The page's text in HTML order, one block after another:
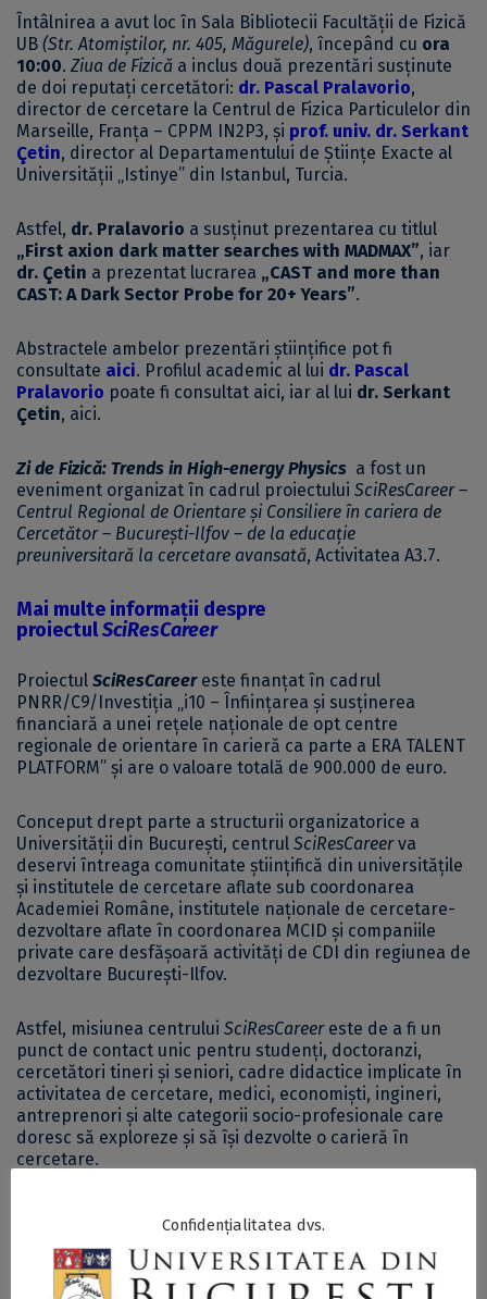
Întâlnirea a avut loc în Sala Bibliotecii Facultății de Fizică
UB (Str. Atomiștilor, nr. 405, Măgurele), începând cu ora
10:00. Ziua de Fizică a inclus două prezentări susținute
de doi reputați cercetători: dr. Pascal Pralavorio,
director de cercetare la Centrul de Fizica Particulelor din
Marseille, Franța – CPPM IN2P3, și prof. univ. dr. Serkant
Çetin, director al Departamentului de Științe Exacte al
Universității „Istinye” din Istanbul, Turcia.
Astfel, dr. Pralavorio a susținut prezentarea cu titlul
„First axion dark matter searches with MADMAX”, iar
dr. Çetin a prezentat lucrarea „CAST and more than
CAST: A Dark Sector Probe for 20+ Years”.
Abstractele ambelor prezentări științifice pot fi
consultate aici. Profilul academic al lui dr. Pascal
Pralavorio poate fi consultat aici, iar al lui dr. Serkant
Çetin, aici.
Zi de Fizică: Trends in High-energy Physics a fost un
eveniment organizat în cadrul proiectului SciResCareer –
Centrul Regional de Orientare și Consiliere în cariera de
Cercetător – București-Ilfov – de la educație
preuniversitară la cercetare avansată, Activitatea A3.7.
Mai multe informații despre
proiectulSciResCareer
Proiectul SciResCareereste finanțat în cadrul
PNRR/C9/Investiția „i10 – Înființarea și susținerea
financiară a unei rețele naționale de opt centre
regionale de orientare în carieră ca parte a ERA TALENT
PLATFORM” și are o valoare totală de 900.000 de euro.
Conceput drept parte a structurii organizatorice a
Universității din București, centrul SciResCareerva
deservi întreaga comunitate științifică din universitățile
și institutele de cercetare aflate sub coordonarea
Academiei Române, institutele naționale de cercetare-
dezvoltare aflate în coordonarea MCID și companiile
private care desfășoară activități de CDI din regiunea de
dezvoltare București-Ilfov.
Astfel, misiunea centrului SciResCareereste de a fi un
punct de contact unic pentru studenți, doctoranzi,
cercetători tineri și seniori, cadre didactice implicate în
activitatea de cercetare, medici, economişti, ingineri,
antreprenori și alte categorii socio-profesionale care
doresc să exploreze și să își dezvolte o carieră în
cercetare.
Mai multe detalii cu privire la proiectul
De asemenea, persoanele interesate pot accesaaici
Confidențialitatea dvs.